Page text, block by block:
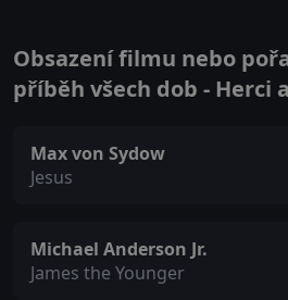
Obsazení filmu nebo
příběh všech dob - Herci
Max von Sydow
Jesus
Michael Anderson Jr.
James the Younger